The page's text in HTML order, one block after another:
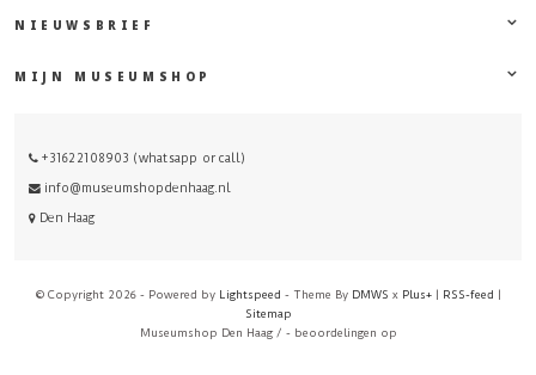
NIEUWSBRIEF
MIJN MUSEUMSHOP
+31622108903 (whatsapp or call)
info@museumshopdenhaag.nl
Den Haag
© Copyright 2026 - Powered by Lightspeed - Theme By DMWS x Plus+| RSS-feed |
Sitemap
Museumshop Den Haag / - beoordelingen op